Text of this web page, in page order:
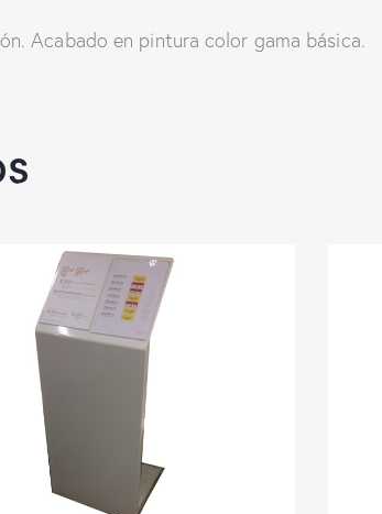
Acabado en pintura color gama básica.